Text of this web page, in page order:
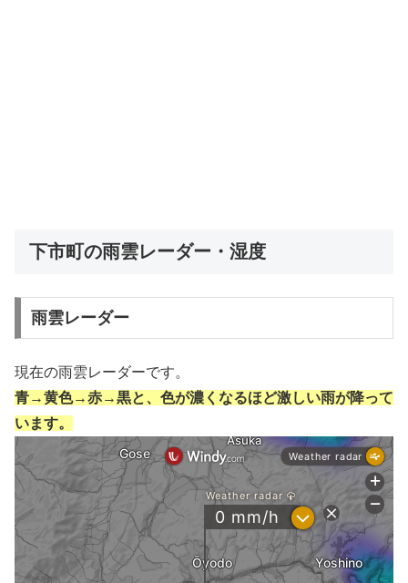
下市町の雨雲レーダー・湿度
雨雲レーダー
現在の雨雲レーダーです。
青→黄色→赤→黒と、色が濃くなるほど激しい雨が降って
います。